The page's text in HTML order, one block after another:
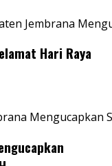
Jembrana
Hari Raya
Mengucapkan